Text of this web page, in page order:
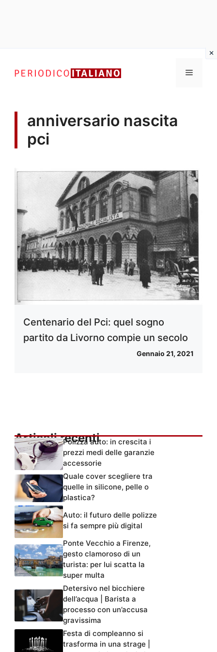
contenuto
Menu
anniversario nascita
pci
Centenario del Pci: quel sogno
partito da Livorno compie un secolo
Gennaio 21, 2021
Articoli recentiPolizza auto: in crescita i
prezzi medi delle garanzie
accessorie
Quale cover scegliere tra
quelle in silicone, pelle o
plastica?
Auto: il futuro delle polizze
si fa sempre più digital
Ponte Vecchio a Firenze,
gesto clamoroso di un
turista: per lui scatta la
super multa
Detersivo nel bicchiere
dell’acqua | Barista a
processo con un’accusa
gravissima
Festa di compleanno si
trasforma in una strage |